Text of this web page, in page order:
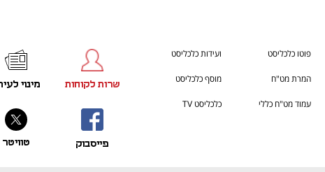
פוטו כלכליסט ועידות כלכליסט
המרת מט"ח מוסף כלכליסט
עמוד מט"ח כללי כלכליסט TV
פייסבוק
שרות לקוחות
טוויטר
מינוי